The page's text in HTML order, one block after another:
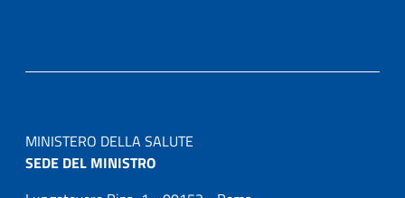
MINISTERO DELLA SALUTE
SEDE DEL MINISTRO